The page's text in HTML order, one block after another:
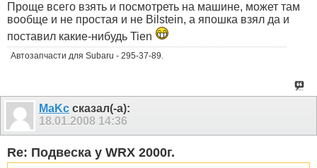
Проще всего взять и посмотреть на машине, может там
вообще и не простая и не Bilstein, а япошка взял да и
поставил какие-нибудь Tien
Автозапчасти для Subaru - 295-37-89.
MaKc сказал(-а):
18.01.2008 14:36
Re: Подвеска у WRX 2000г.